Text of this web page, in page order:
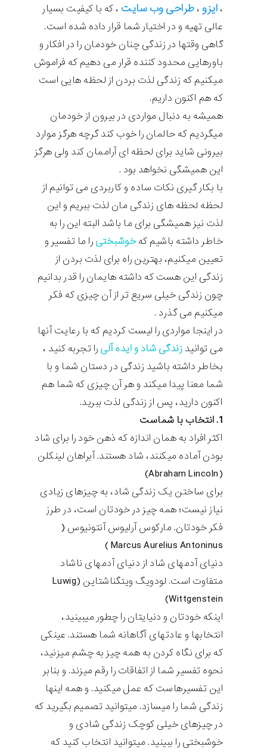
، ایزو ، طراحی وب سایت ، که با کیفیت بسیار
عالی تهیه و در اختیار شما قرار داده شده است.
گاهی وقتها در زندگی چنان خودمان را در افکار و
باورهایی محدود کننده قرار می دهیم که فراموش
میکنیم که زندگی لذت بردن از لحظه هایی است
که هم اکنون داریم.
همیشه به دنبال مواردی در بیرون از خودمان
میگردیم که حالمان را خوب کند گرچه هرگز موارد
بیرونی شاید برای لحظه ای آراممان کند ولی هرگز
این همیشگی نخواهد بود .
با بکار گیری نکات ساده و کاربردی می توانیم از
لحظه لحظه های زندگی مان لذت ببریم و این
لذت نیز همیشگی برای ما باشد البته این را به
خاطر داشته باشیم کهخوشبختی را ما تفسیر و
تعیین میکنیم، بهترین راه برای لذت بردن از
زندگی این هست که داشته هایمان را قدر بدانیم
چون زندگی خیلی سریع تر از آن چیزی که فکر
میکنیم می گذرد .
در اینجا مواردی را لیست کردیم که با رعایت آنها
می توانید زندگی شاد و ایده آلی را تجربه کنید ،
بخاطر داشته باشید زندگی در دستان شما و با
شما معنا پیدا میکند و هر آن چیزی که شما هم
اکنون دارید، پس از زندگی لذت ببرید.
1. انتخاب با شماست
اکثر افراد به همان اندازه که ذهن خود را برای شاد
بودن آماده میکنند، شاد هستند. آبراهان لینکلن
(Abraham Lincoln)
برای ساختن یک زندگی شاد، به چیزهای زیادی
نیاز نیست؛ همه چیز در خودتان است، در طرز
فکر خودتان. مارکوس آرلیوس آنتونیوس (
Marcus Aurelius Antoninus )
دنیای آدمهای شاد از دنیای آدمهای ناشاد
متفاوت است. لودویگ ویتگناشتاین (Luwig
Wittgenstein)
اینکه خودتان و دنیایتان را چطور میبینید،
انتخابها و عادتهای آگاهانه شما هستند. عینکی
که برای نگاه کردن به همه چیز به چشم میزنید،
نحوه تفسیر شما از اتفاقات را رقم میزند. و بنابر
این تفسیرهاست که عمل میکنید. و همه اینها
زندگی شما را میسازد. میتوانید تصمیم بگیرید که
در چیزهای خیلی کوچک زندگی شادی و
خوشبختی را ببینید. میتوانید انتخاب کنید که